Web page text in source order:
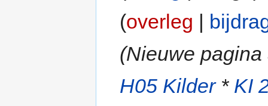
(overleg |
(Nieuwe
H05 Kilder* KI